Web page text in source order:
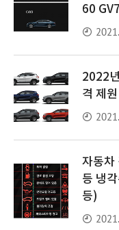
60
2022
격 제
자동차
등 냉
등)